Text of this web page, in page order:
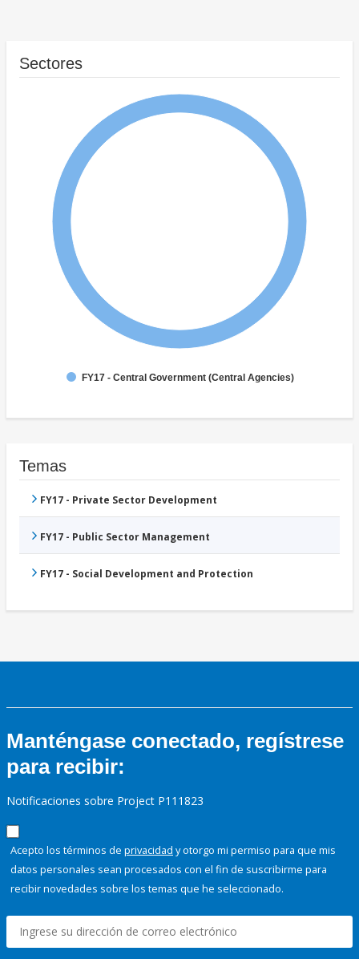
Sectores
FY17 - Central Government (Central Agencies)
Temas
FY17 - Private Sector Development
FY17 - Public Sector Management
FY17 - Social Development and Protection
Manténgase conectado, regístrese
para recibir:
Notificaciones sobre Project P111823
Acepto los términos de privacidad y otorgo mi permiso para que mis
datos personales sean procesados con el fin de suscribirme para
recibir novedades sobre los temas que he seleccionado.